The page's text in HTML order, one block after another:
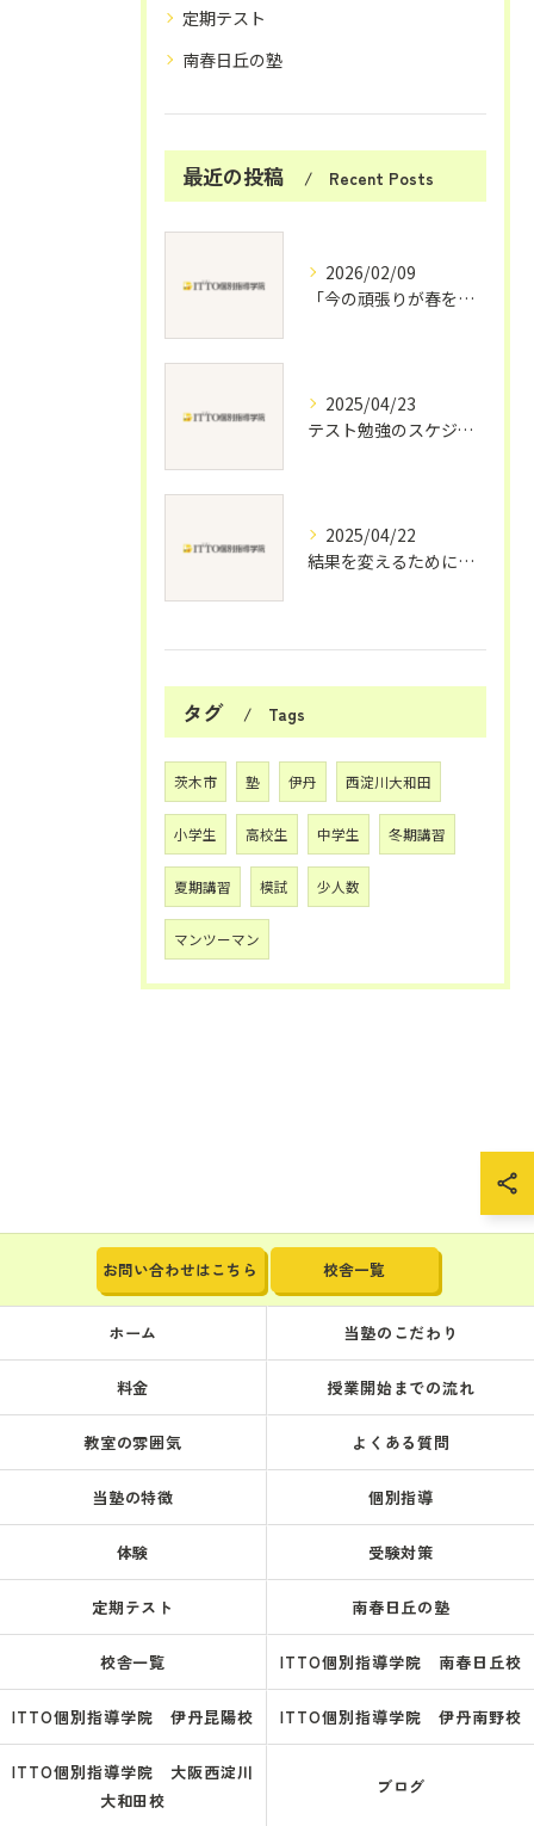
定期テスト
南春日丘の塾
最近の投稿 Recent Posts
2026/02/09
「今の頑張りが春を変える！2月の勉強が“次の学年”を決める理由」
2025/04/23
テスト勉強のスケジュール
2025/04/22
結果を変えるために何を変えるべきか？
タグ Tags
茨木市 塾 伊丹 西淀川大和田
小学生 高校生 中学生 冬期講習
夏期講習 模試 少人数
マンツーマン
お問い合わせはこちら 校舎一覧
ホーム 当塾のこだわり
料金 授業開始までの流れ
教室の雰囲気 よくある質問
当塾の特徴 個別指導
体験 受験対策
定期テスト 南春日丘の塾
校舎一覧 ITTO個別指導学院 南春日丘校
ITTO個別指導学院 伊丹昆陽校 ITTO個別指導学院 伊丹南野校
ITTO個別指導学院 大阪西淀川
大和田校
ブログ